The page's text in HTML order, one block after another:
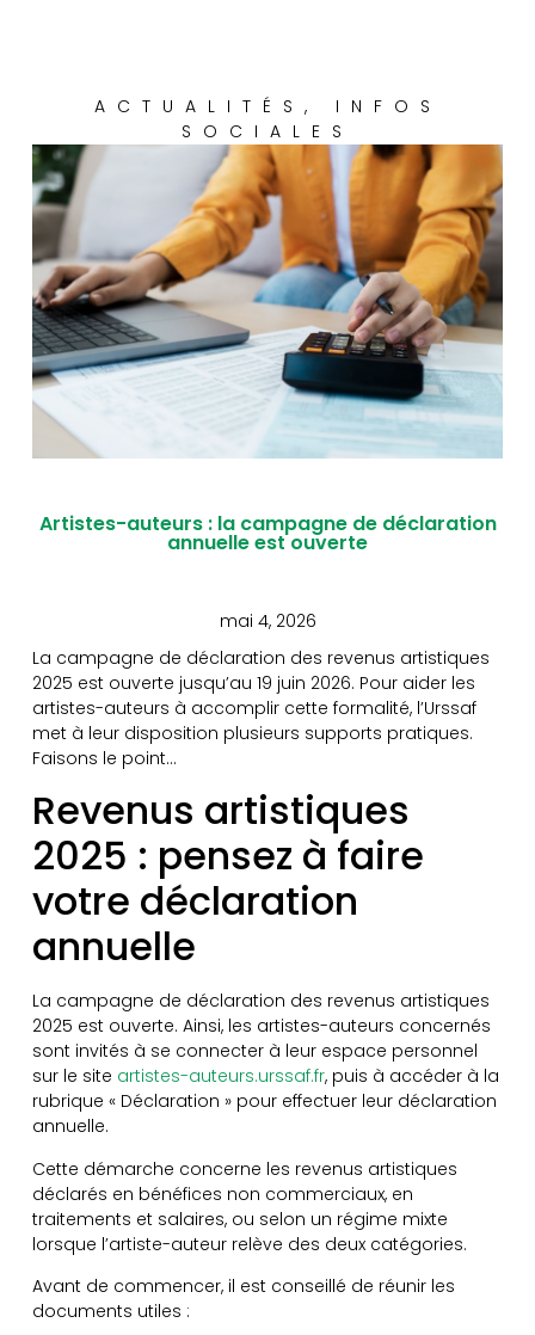
ACTUALITÉS , INFOS
SOCIALES
Artistes-auteurs : la campagne de déclaration
annuelle est ouverte
mai 4, 2026
La campagne de déclaration des revenus artistiques
2025 est ouverte jusqu’au 19 juin 2026. Pour aider les
artistes-auteurs à accomplir cette formalité, l’Urssaf
met à leur disposition plusieurs supports pratiques.
Faisons le point…
Revenus artistiques
2025 : pensez à faire
votre déclaration
annuelle
La campagne de déclaration des revenus artistiques
2025 est ouverte. Ainsi, les artistes-auteurs concernés
sont invités à se connecter à leur espace personnel
sur le site artistes-auteurs.urssaf.fr, puis à accéder à la
rubrique « Déclaration » pour effectuer leur déclaration
annuelle.
Cette démarche concerne les revenus artistiques
déclarés en bénéfices non commerciaux, en
traitements et salaires, ou selon un régime mixte
lorsque l’artiste-auteur relève des deux catégories.
Avant de commencer, il est conseillé de réunir les
documents utiles :